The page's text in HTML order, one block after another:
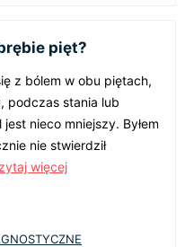
pięt?
z bólem w obu piętach,
podczas stania lub
nieco mniejszy. Byłem
nie stwierdził
więcej